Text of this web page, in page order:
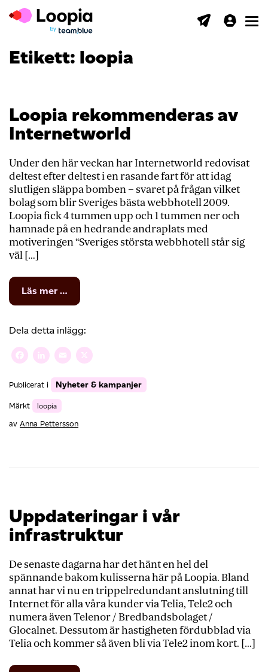
Etikett: loopia
Loopia rekommenderas av
Internetworld
Under den här veckan har Internetworld redovisat
deltest efter deltest i en rasande fart för att idag
slutligen släppa bomben – svaret på frågan vilket
bolag som blir Sveriges bästa webbhotell 2009.
Loopia fick 4 tummen upp och 1 tummen ner och
hamnade på en hedrande andraplats med
motiveringen “Sveriges största webbhotell står sig
väl […]
Läs mer …
Loopia
av
Internetworld
Dela detta inlägg:
Facebook
LinkedIn
Email
Publicerat i Nyheter & kampanjer
Märkt
loopia
av Anna Pettersson
Uppdateringar i vår
infrastruktur
De senaste dagarna har det hänt en hel del
spännande bakom kulisserna här på Loopia. Bland
annat har vi nu en trippelredundant anslutning till
Internet för alla våra kunder via Telia, Tele2 och
numera även Telenor / Bredbandsbolaget /
Glocalnet. Dessutom är hastigheten fördubblad via
Telia och kommer så även bli via Tele2 inom kort. […]